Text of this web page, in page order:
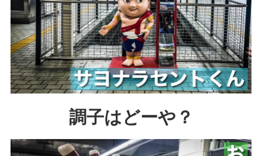
調子はどーや？